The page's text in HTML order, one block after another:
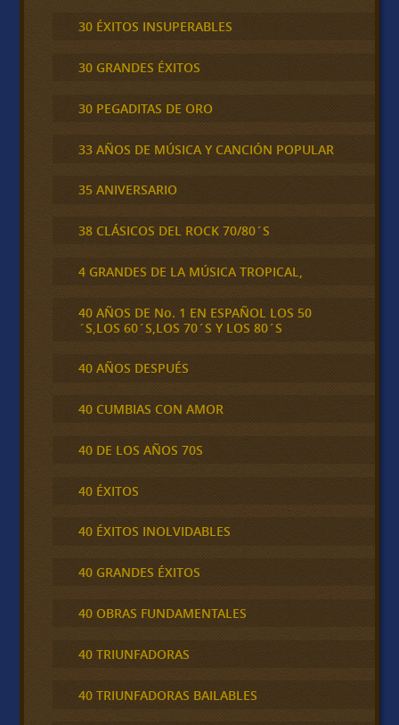
30 ÉXITOS INSUPERABLES
30 GRANDES ÉXITOS
30 PEGADITAS DE ORO
33 AÑOS DE MÚSICA Y CANCIÓN POPULAR
35 ANIVERSARIO
38 CLÁSICOS DEL ROCK 70/80´S
4 GRANDES DE LA MÚSICA TROPICAL,
40 AÑOS DE No. 1 EN ESPAÑOL LOS 50
´S,LOS 60´S,LOS 70´S Y LOS 80´S
40 AÑOS DESPUÉS
40 CUMBIAS CON AMOR
40 DE LOS AÑOS 70S
40 ÉXITOS
40 ÉXITOS INOLVIDABLES
40 GRANDES ÉXITOS
40 OBRAS FUNDAMENTALES
40 TRIUNFADORAS
40 TRIUNFADORAS BAILABLES